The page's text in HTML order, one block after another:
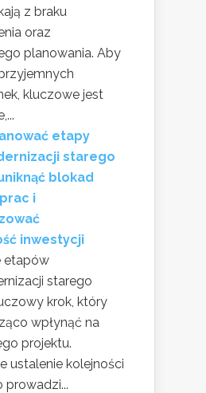
z braku
oraz
planowania. Aby
kluczowe jest
etapy
starego
blokad
i
inwestycji
etapów
starego
krok, który
wpłynąć na
projektu.
ustalenie kolejności
prowadzi...